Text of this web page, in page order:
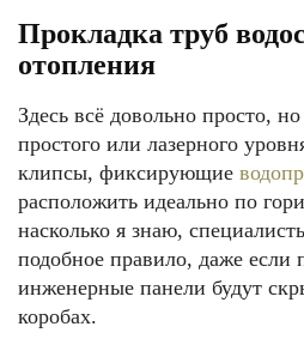
Прокладка труб
отопления
Здесь всё довольно просто,
простого или лазерного
клипсы, фиксирующие
расположить идеально по
насколько я знаю,
подобное правило, даже если
инженерные панели будут
коробах.